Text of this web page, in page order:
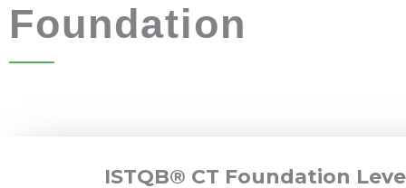
Foundation
ISTQB® CT Foundation